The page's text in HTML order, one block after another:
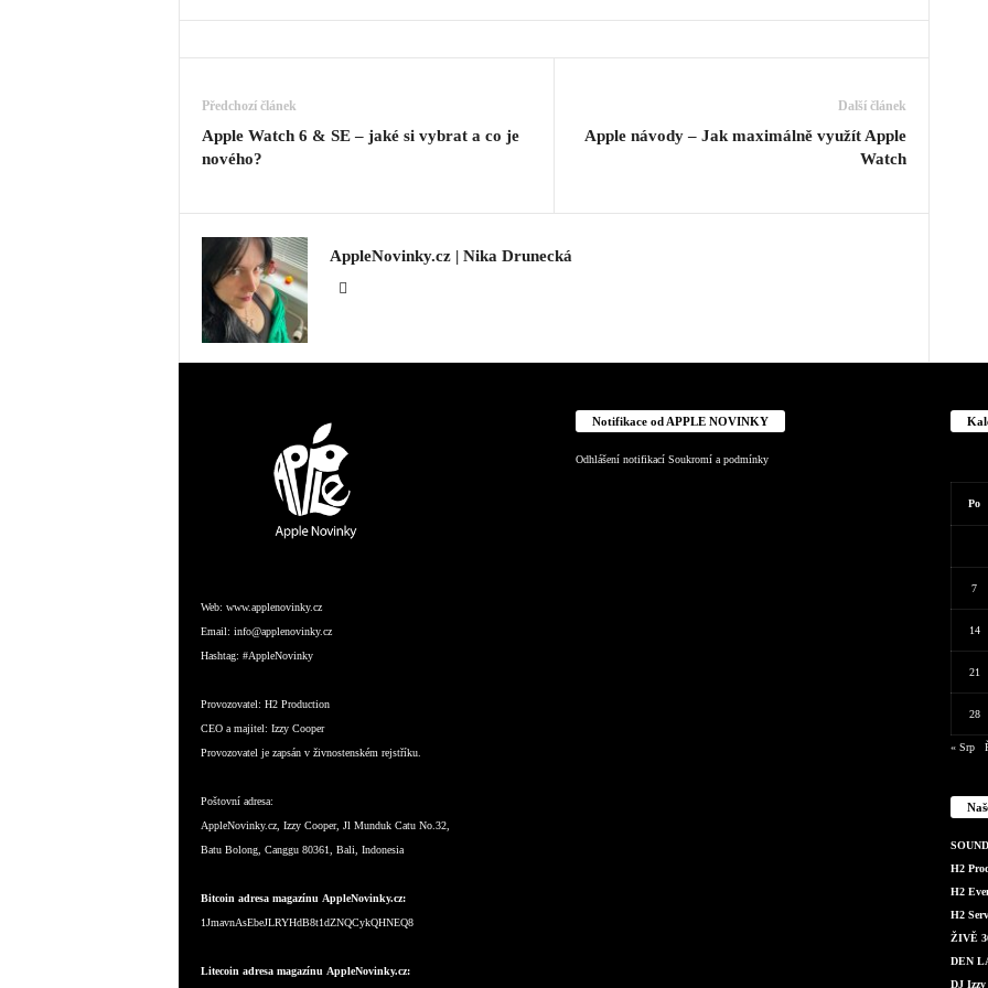
Předchozí článek
Apple Watch 6 & SE – jaké si vybrat a co je
nového?
Další článek
Apple návody – Jak maximálně využít Apple
Watch
AppleNovinky.cz | Nika Drunecká
Web: www.applenovinky.cz
Email: info@applenovinky.cz
Hashtag: #AppleNovinky
Provozovatel: H2 Production
CEO a majitel: Izzy Cooper
Provozovatel je zapsán v živnostenském rejstříku.
Poštovní adresa:
AppleNovinky.cz, Izzy Cooper, Jl Munduk Catu No.32,
Batu Bolong, Canggu 80361, Bali, Indonesia
Bitcoin adresa magazínu AppleNovinky.cz:
1JmavnAsEbeJLRYHdB8t1dZNQCykQHNEQ8
Litecoin adresa magazínu AppleNovinky.cz:
Notifikace od APPLE NOVINKY
Odhlášení notifikací Soukromí a podmínky
Po
7
14
21
28
« Srp
H2
H2
H2
ŽIVĚ
DEN
DJ Izzy